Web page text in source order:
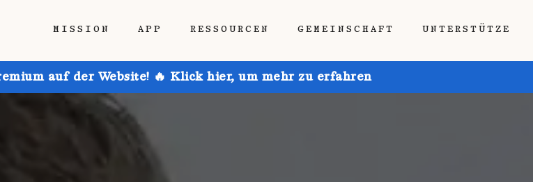
MISSION APP RESSOURCEN GEMEINSCHAFT UNTERSTÜTZE
auf der Website! 🔥 Klick hier, um mehr zu erfahren